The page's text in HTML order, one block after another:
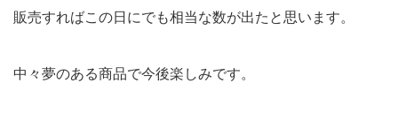
販売すればこの日にでも相当な数が出たと思います。
中々夢のある商品で今後楽しみです。